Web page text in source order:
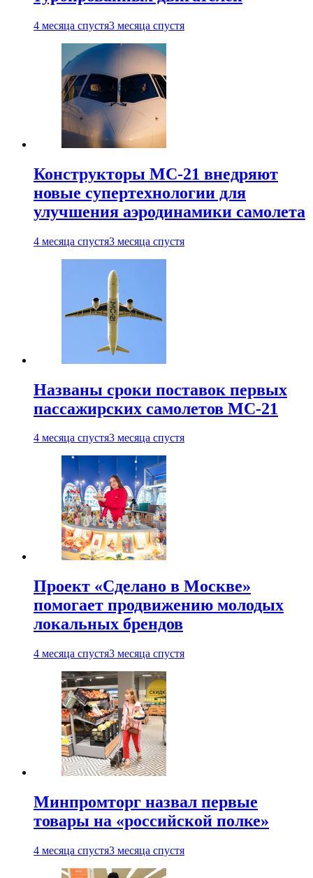
4 месяца спустя3 месяца спустя
Конструкторы МС-21 внедряют
новые супертехнологии для
улучшения аэродинамики самолета
4 месяца спустя3 месяца спустя
Названы сроки поставок первых
пассажирских самолетов МС-21
4 месяца спустя3 месяца спустя
Проект «Сделано в Москве»
помогает продвижению молодых
локальных брендов
4 месяца спустя3 месяца спустя
Минпромторг назвал первые
товары на «российской полке»
4 месяца спустя3 месяца спустя